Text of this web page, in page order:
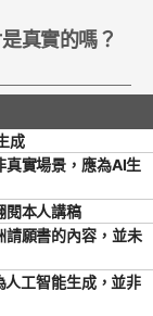
真實的嗎？
成
真實場景，應為AI生
閱本人講稿
請願書的內容，並未
工智能生成，並非